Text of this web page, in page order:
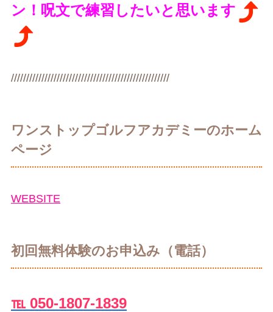
ン！呪文で練習したいと思います
////////////////////////////////////////////////////
ワンストップゴルフアカデミーのホーム
ページ
WEBSITE
初回無料体験のお申込み（電話）
℡ 050-1807-1839